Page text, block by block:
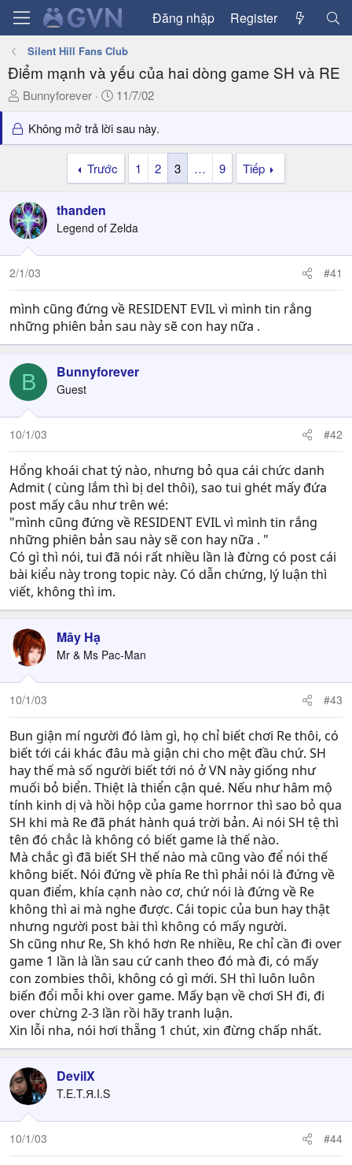
Đăng nhập Register
Silent Hill Fans Club
Điểm mạnh và yếu của hai dòng game SH và RE
T
r
e
t
a
r
e
r
Bunnyforever
N
à
y
ử
11/7/02
Không mở trả lời sau này.
Trước 1 2 3 … 9 Tiếp
thanden
Legend of Zelda
2/1/03 #41
mình cũng đứng về RESIDENT EVIL vì mình tin rắng
những phiên bản sau này sẽ con hay nữa .
B Bunnyforever
Guest
10/1/03 #42
Hổng khoái chat tý nào, nhưng bỏ qua cái chức danh
Admit ( cùng lắm thì bị del thôi), sao tui ghét mấy đứa
post mấy câu như trên wé:
"mình cũng đứng về RESIDENT EVIL vì mình tin rắng
những phiên bản sau này sẽ con hay nữa . "
Có gì thì nói, tui đã nói rất nhiều lần là đừng có post cái
bài kiểu này trong topic này. Có dẫn chứng, lý luận thì
viết, không thì im.
Mây Hạ
Mr & Ms Pac-Man
10/1/03 #43
Bun giận mí người đó làm gì, họ chỉ biết chơi Re thôi, có
biết tới cái khác đâu mà giận chi cho mệt đầu chứ. SH
hay thế mà số người biết tới nó ở VN này giống như
muối bỏ biển. Thiệt là thiển cận qué. Nếu như hâm mộ
tính kinh dị và hồi hộp của game horrnor thì sao bỏ qua
SH khi mà Re đã phát hành quá trời bản. Ai nói SH tệ thì
tên đó chắc là không có biết game là thế nào.
Mà chắc gì đã biết SH thế nào mà cũng vào để nói thế
không biết. Nói đứng về phía Re thì phải nói là đứng về
quan điểm, khía cạnh nào cơ, chứ nói là đứng về Re
không thì ai mà nghe được. Cái topic của bun hay thật
nhưng người post bài thì không có mấy người.
Sh cũng như Re, Sh khó hơn Re nhiều, Re chỉ cần đi over
game 1 lần là lần sau cứ canh theo đó mà đi, có mấy
con zombies thôi, không có gì mới. SH thì luôn luôn
biến đổi mỗi khi over game. Mấy bạn về chơi SH đi, đi
over chừng 2-3 lần rồi hãy tranh luận.
Xin lỗi nha, nói hơi thẵng 1 chút, xin đừng chấp nhất.
DevilX
T.E.T.Я.I.S
10/1/03 #44